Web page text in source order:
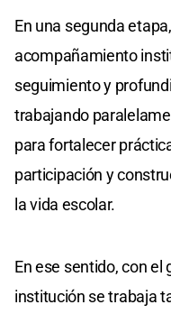
En una segunda
acompañamiento
seguimiento y
trabajando
para fortalecer
participación y
la vida escolar.
En ese sentido, con el
institución se trabaja